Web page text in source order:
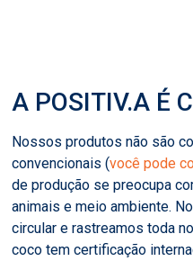
A POSITIV.A É
Nossos produtos não são
convencionais (você pode
de produção se preocupa
animais e meio ambiente.
circular e rastreamos toda
coco tem certificação